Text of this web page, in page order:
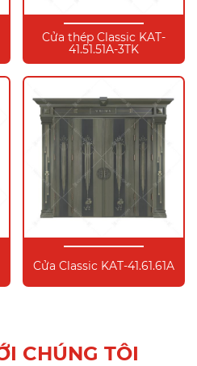
Cửa thép Classic KAT-
41.51.51A-3TK
Cửa Classic KAT-41.61.61A
CHÚNG TÔI